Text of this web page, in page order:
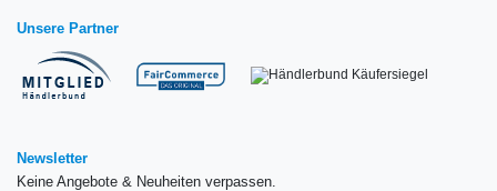
Unsere Partner
Newsletter
Keine Angebote & Neuheiten verpassen.